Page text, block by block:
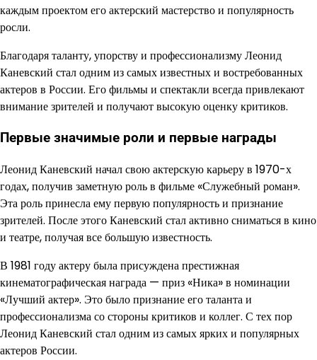
каждым проектом его актерский мастерство и популярность
росли.
Благодаря таланту, упорству и профессионализму Леонид
Каневский стал одним из самых известных и востребованных
актеров в России. Его фильмы и спектакли всегда привлекают
внимание зрителей и получают высокую оценку критиков.
Первые значимые роли и первые награды
Леонид Каневский начал свою актерскую карьеру в 1970-х
годах, получив заметную роль в фильме «Служебный роман».
Эта роль принесла ему первую популярность и признание
зрителей. После этого Каневский стал активно сниматься в кино
и театре, получая все большую известность.
В 1981 году актеру была присуждена престижная
кинематографическая награда — приз «Ника» в номинации
«Лучший актер». Это было признание его таланта и
профессионализма со стороны критиков и коллег. С тех пор
Леонид Каневский стал одним из самых ярких и популярных
актеров России.